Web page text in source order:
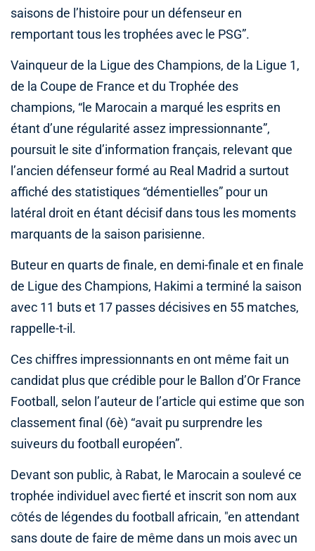
saisons de l’histoire pour un défenseur en
remportant tous les trophées avec le PSG”.
Vainqueur de la Ligue des Champions, de la Ligue 1,
de la Coupe de France et du Trophée des
champions, “le Marocain a marqué les esprits en
étant d’une régularité assez impressionnante”,
poursuit le site d’information français, relevant que
l’ancien défenseur formé au Real Madrid a surtout
affiché des statistiques “démentielles” pour un
latéral droit en étant décisif dans tous les moments
marquants de la saison parisienne.
Buteur en quarts de finale, en demi-finale et en finale
de Ligue des Champions, Hakimi a terminé la saison
avec 11 buts et 17 passes décisives en 55 matches,
rappelle-t-il.
Ces chiffres impressionnants en ont même fait un
candidat plus que crédible pour le Ballon d’Or France
Football, selon l’auteur de l’article qui estime que son
classement final (6è) “avait pu surprendre les
suiveurs du football européen”.
Devant son public, à Rabat, le Marocain a soulevé ce
trophée individuel avec fierté et inscrit son nom aux
côtés de légendes du football africain, "en attendant
sans doute de faire de même dans un mois avec un